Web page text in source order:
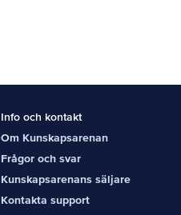
Info och kontakt
Om Kunskapsarenan
Frågor och svar
Kunskapsarenans säljare
Kontakta support